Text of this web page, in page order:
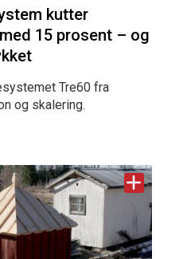
kutter
15 prosent – og
Tre60 fra
og skalering.